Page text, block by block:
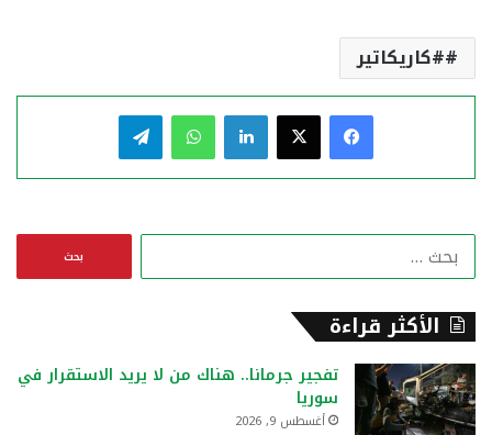
#كاريكاتير
فيسبوك لينكدإن واتساب
ن
الأكثر قراءة
تفجير جرمانا.. هناك من لا يريد الاستقرار في
سوريا
أغسطس 9, 2026